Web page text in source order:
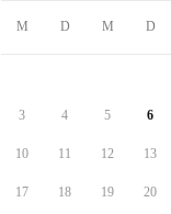
M D M D
3 4 5 6
10 11 12 13
17 18 19 20